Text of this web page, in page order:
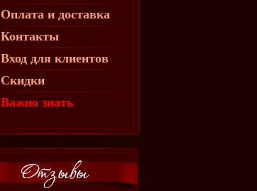
Оплата и доставка
Контакты
Вход для клиентов
Скидки
Важно знать